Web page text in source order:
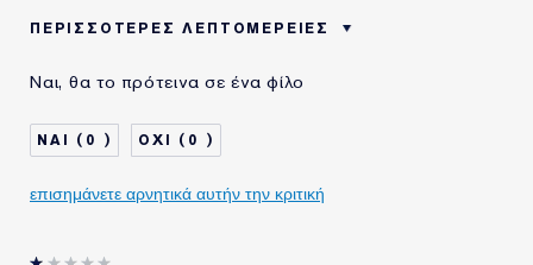
ΠΕΡΙΣΣΌΤΕΡΕΣ ΛΕΠΤΟΜΈΡΕΙΕΣ
ΤΥΠΟΣ ΔΕΡΜΑΤΟΣ
ΛΙΠΑΡΟ
ΑΝΑΓΚΗ ΕΠΙΔΕΡΜΙΔΑΣ
ΠΡΟΪΟΝΤΑ ESTÉE
LAUDER ΓΙΑ
Ναι, θα το πρότεινα σε ένα φίλο
0 0
επισημάνετε αρνητικά αυτήν την κριτική